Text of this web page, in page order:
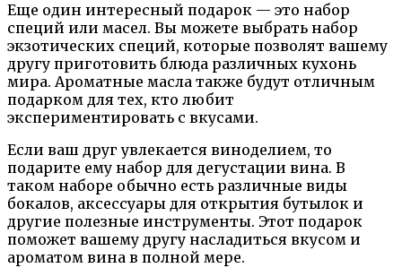
Еще один интересный подарок — это набор
специй или масел. Вы можете выбрать набор
экзотических специй, которые позволят вашему
другу приготовить блюда различных кухонь
мира. Ароматные масла также будут отличным
подарком для тех, кто любит
экспериментировать с вкусами.
Если ваш друг увлекается виноделием, то
подарите ему набор для дегустации вина. В
таком наборе обычно есть различные виды
бокалов, аксессуары для открытия бутылок и
другие полезные инструменты. Этот подарок
поможет вашему другу насладиться вкусом и
ароматом вина в полной мере.